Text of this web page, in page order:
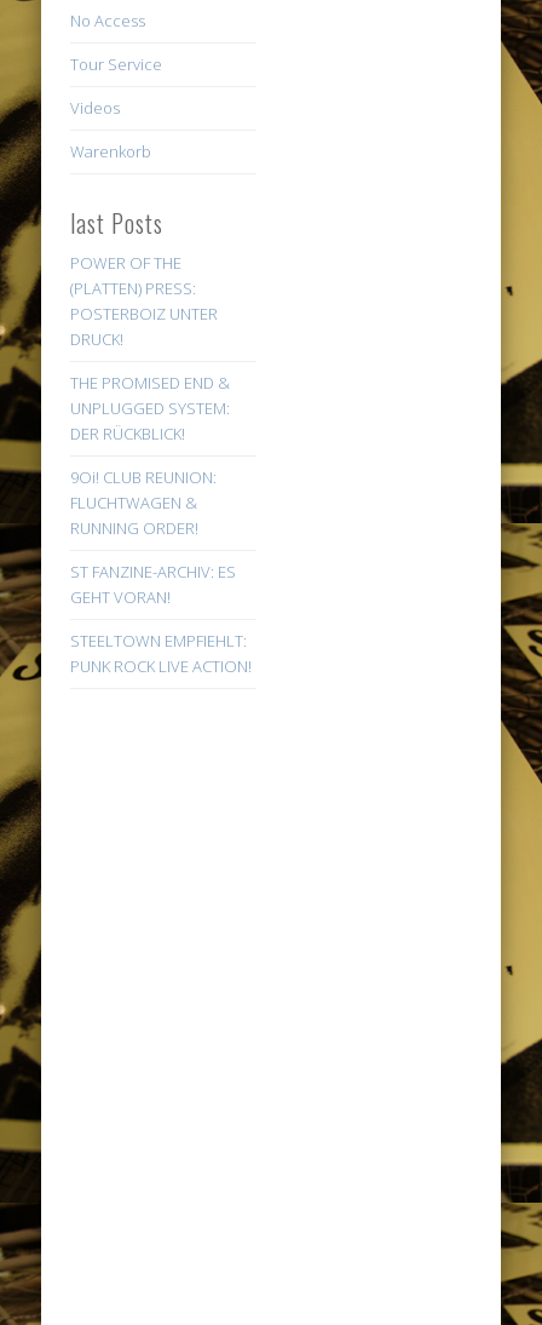
No Access
Tour Service
Videos
Warenkorb
last Posts
POWER OF THE
(PLATTEN) PRESS:
POSTERBOIZ UNTER
DRUCK!
THE PROMISED END &
UNPLUGGED SYSTEM:
DER RÜCKBLICK!
9Oi! CLUB REUNION:
FLUCHTWAGEN &
RUNNING ORDER!
ST FANZINE-ARCHIV: ES
GEHT VORAN!
STEELTOWN EMPFIEHLT:
PUNK ROCK LIVE ACTION!